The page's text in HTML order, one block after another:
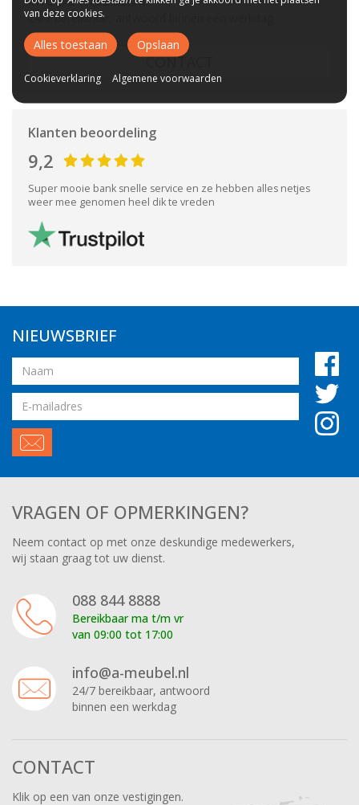
24/7 bereikbaar, antwoord binnen een werkdag
CONTACT
Klanten beoordeling
9,2
Super mooie bank snelle service en ze hebben alles netjes
weer mee genomen heel dik te vreden
NIEUWSBRIEF
Naam
Email
VRAGEN OF OPMERKINGEN?
Neem contact op met onze deskundige medewerkers,
wij staan graag tot uw dienst.
088 844 8888
Bereikbaar ma t/m vr
van 09:00 tot 17:00
info@a-meubel.nl
24/7 bereikbaar, antwoord
binnen een werkdag
CONTACT
Klik op een van onze vestigingen.
van deze cookies.
Alles toestaan Opslaan
Cookieverklaring Algemene voorwaarden